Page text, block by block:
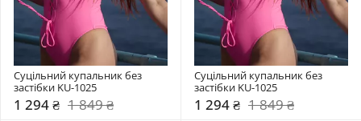
Суцільний купальник без
застібки KU-1025
1 294 ₴ 1 849 ₴
Суцільний купальник без
застібки KU-1025
1 294 ₴ 1 849 ₴